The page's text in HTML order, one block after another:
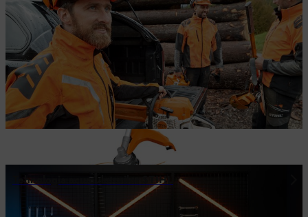
Tehnologia acumulatorilor STIHL